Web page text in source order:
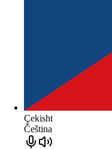
Çekisht
Čeština